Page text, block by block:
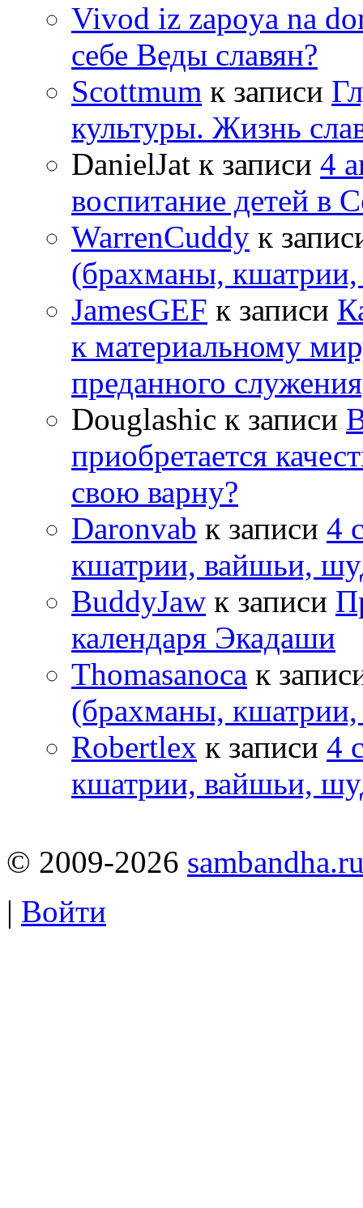
Vivod iz zapoya na
себе Веды славян?
Scottmum к записи
культуры. Жизнь
DanielJat к записи 4
воспитание детей в
WarrenCuddy к
(брахманы,
JamesGEF к записи
к материальному
преданного
Douglashic к записи
приобретается
свою варну?
Daronvab к записи 4
кшатрии, вайшьи,
BuddyJaw к записи
календаря Экадаши
Thomasanoca к
(брахманы,
Robertlex к записи 4
кшатрии, вайшьи,
© 2009-2026
| Войти